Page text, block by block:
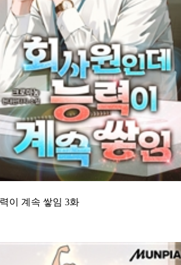
이 계속 쌓임 3화